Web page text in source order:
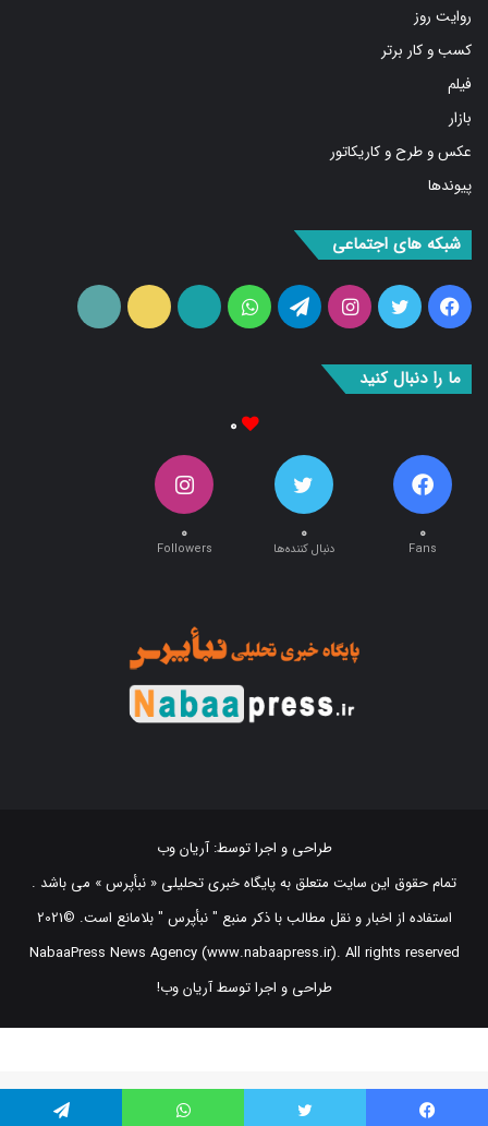
روایت روز
کسب و کار برتر
فیلم
بازار
عکس و طرح و کاریکاتور
پیوندها
شبکه های اجتماعی
فیس
توییتر اینستاگرامتلگرام واتس
آپارات ایتا
ما را دنبال کنید
۰
۰
Fans
۰
دنبال کننده‌ها
۰
Followers
طراحی و اجرا توسط:آریان وب
تمام حقوق این سایت متعلق به پایگاه خبری تحلیلی « نبأپرس » می باشد .
استفاده از اخبار و نقل مطالب با ذکر منبع "‌ نبأپرس " بلامانع است. ©2021
NabaaPress News Agency (www.nabaapress.ir). All rights reserved
طراحی و اجرا توسط آریان وب!